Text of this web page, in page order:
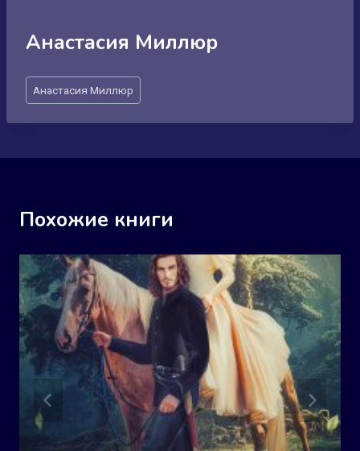
Анастасия Миллюр
Метки
записи:
Анастасия Миллюр
Похожие книги